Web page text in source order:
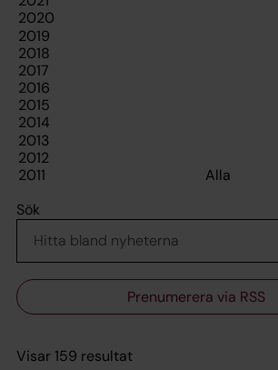
Sök
Prenumerera via RSS
Visar 159 resultat